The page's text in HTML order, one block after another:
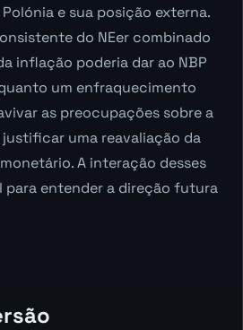
e sua posição externa.
do NEer combinado
inflação poderia dar ao NBP
um enfraquecimento
as preocupações sobre a
uma reavaliação da
A interação desses
para entender a direção futura